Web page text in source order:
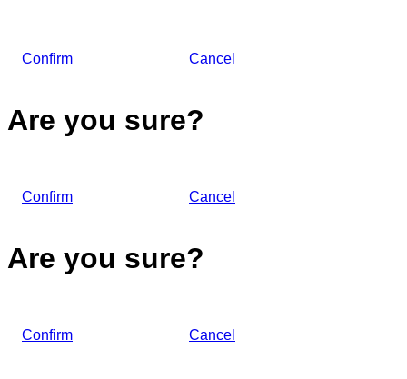
Confirm Cancel
Are you sure?
Confirm Cancel
Are you sure?
Confirm Cancel